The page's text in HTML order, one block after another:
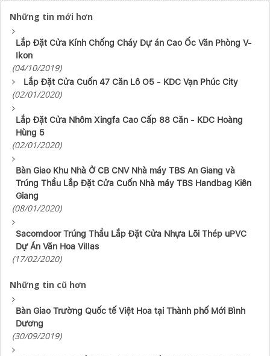
Những tin mới hơn
Lắp Đặt Cửa Kính Chống Cháy Dự án Cao Ốc Văn Phòng V-
Ikon
(04/10/2019)
Lắp Đặt Cửa Cuốn 47 Căn Lô O5 - KDC Vạn Phúc City
(02/01/2020)
Lắp Đặt Cửa Nhôm Xingfa Cao Cấp 88 Căn - KDC Hoàng
Hùng 5
(02/01/2020)
Bàn Giao Khu Nhà Ở CB CNV Nhà máy TBS An Giang và
Trúng Thầu Lắp Đặt Cửa Cuốn Nhà máy TBS Handbag Kiên
Giang
(08/01/2020)
Sacomdoor Trúng Thầu Lắp Đặt Cửa Nhựa Lõi Thép uPVC
Dự Án Văn Hoa Villas
(17/02/2020)
Những tin cũ hơn
Bàn Giao Trường Quốc tế Việt Hoa tại Thành phố Mới Bình
Dương
(30/09/2019)